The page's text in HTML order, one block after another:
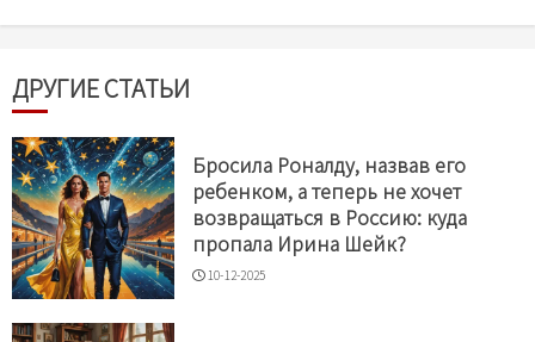
ДРУГИЕ СТАТЬИ
Бросила Роналду, назвав его
ребенком, а теперь не хочет
возвращаться в Россию: куда
пропала Ирина Шейк?
10-12-2025